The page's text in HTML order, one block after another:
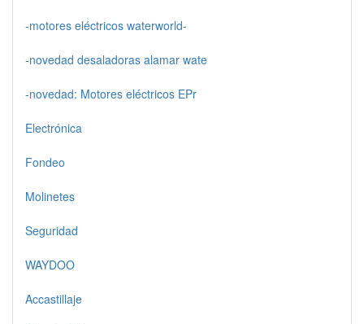
-motores eléctricos waterworld-
-novedad desaladoras alamar wate
-novedad: Motores eléctricos EPr
Electrónica
Fondeo
Molinetes
Seguridad
WAYDOO
Accastillaje